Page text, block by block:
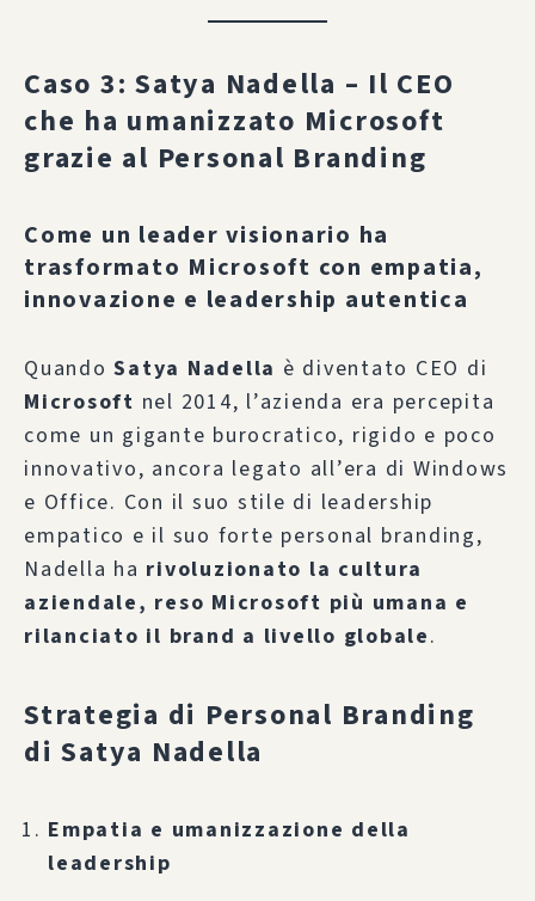
Caso 3: Satya Nadella – Il CEO
che ha umanizzato Microsoft
grazie al Personal Branding
Come un leader visionario ha
trasformato Microsoft con empatia,
innovazione e leadership autentica
QuandoSatya Nadella è diventato CEO di
Microsoft nel 2014, l’azienda era percepita
come un gigante burocratico, rigido e poco
innovativo, ancora legato all’era di Windows
e Office. Con il suo stile di leadership
empatico e il suo forte personal branding,
Nadella ha rivoluzionato la cultura
aziendale, reso Microsoft più umana e
rilanciato il brand a livello globale.
Strategia di Personal Branding
di Satya Nadella
Empatia e umanizzazione della
leadership